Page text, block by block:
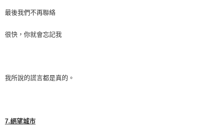
最後我們不再聯絡
很快，你就會忘記我
我所說的謊言都是真的。
7.絕望城市